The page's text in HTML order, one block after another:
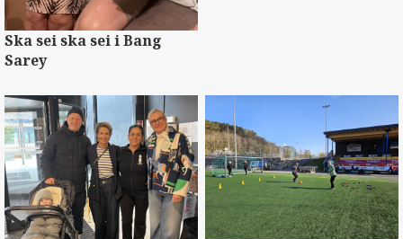
Ska sei ska sei i Bang
Sarey